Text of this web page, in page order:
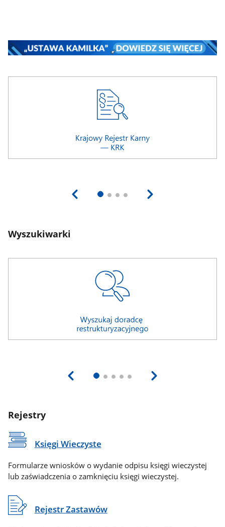
Wyszukiwarki
Rejestry
Księgi Wieczyste
Formularze wniosków o wydanie odpisu księgi wieczystej
lub zaświadczenia o zamknięciu księgi wieczystej.
Rejestr Zastawów